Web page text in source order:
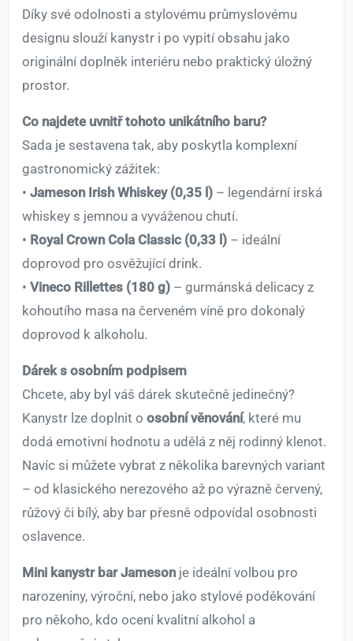
Díky své odolnosti a stylovému průmyslovému
designu slouží kanystr i po vypití obsahu jako
originální doplněk interiéru nebo praktický úložný
prostor.
Co najdete uvnitř tohoto unikátního baru?
Sada je sestavena tak, aby poskytla komplexní
gastronomický zážitek:
• Jameson Irish Whiskey (0,35 l) – legendární irská
whiskey s jemnou a vyváženou chutí.
• Royal Crown Cola Classic (0,33 l) – ideální
doprovod pro osvěžující drink.
• Vineco Rillettes (180 g) – gurmánská delicacy z
kohoutího masa na červeném víně pro dokonalý
doprovod k alkoholu.
Dárek s osobním podpisem
Chcete, aby byl váš dárek skutečně jedinečný?
Kanystr lze doplnit o osobní věnování, které mu
dodá emotivní hodnotu a udělá z něj rodinný klenot.
Navíc si můžete vybrat z několika barevných variant
– od klasického nerezového až po výrazně červený,
růžový či bílý, aby bar přesně odpovídal osobnosti
oslavence.
Mini kanystr bar Jameson je ideální volbou pro
narozeniny, výroční, nebo jako stylové poděkování
pro někoho, kdo ocení kvalitní alkohol a